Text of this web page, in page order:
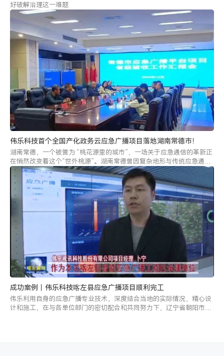
好破解治理这一难题
伟乐科技首个全国产化政务云应急广播项目落地湖南常德市！
湖南常德，一个被誉为 “桃花源里的城市”，一场关于应急通信的革新正
在悄然改变着这个“世外桃源”。湖南常德曾因复杂地形与传统应急通信
模式的局限，面临着应急响应的多重挑战。伟乐科技以全国产化政务云
应急广播解决方案为核心，为这座 “鱼米之乡” 打造了覆盖市、县、乡三
级的应急信息防护网，探索出一条 “安全与发展并行” 的现代化应急管理
路径。
成功案例丨伟乐科技喀左县应急广播项目顺利完工
伟乐利用自身的应急广播专业技术，深度结合当地的实际情况，精心设
计和施工，在与各单位部门的密切配合和共同努力下，辽宁省朝阳市喀